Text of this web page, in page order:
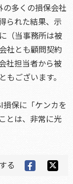
多くの損保会社
られた結果、示
（当事務所は被
社とも顧問契約
社担当者から被
ございます。
保に「ケンカを
とは、非常に光
る